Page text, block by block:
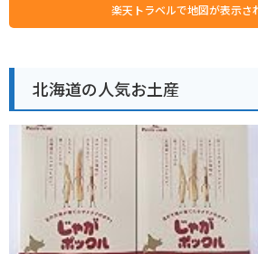
楽天トラベルで地図が表示さ
北海道の人気お土産